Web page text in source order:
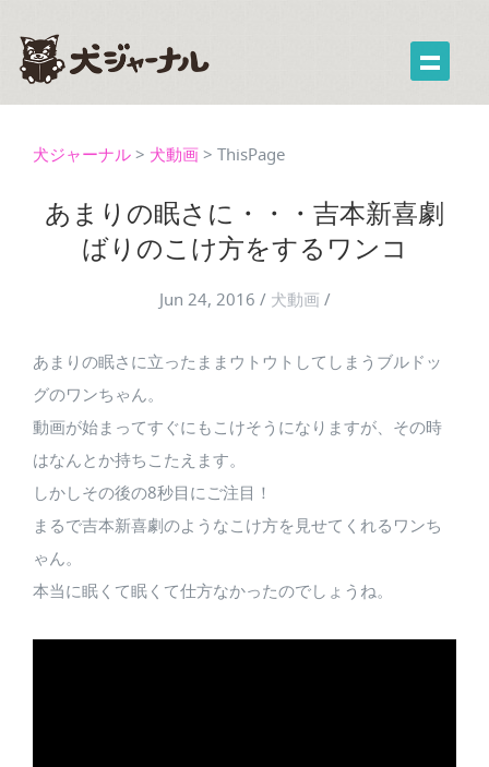
犬ジャーナル > 犬動画 > ThisPage
あまりの眠さに・・・吉本新喜劇
ばりのこけ方をするワンコ
Jun 24, 2016 / 犬動画 /
あまりの眠さに立ったままウトウトしてしまうブルドッ
グのワンちゃん。
動画が始まってすぐにもこけそうになりますが、その時
はなんとか持ちこたえます。
しかしその後の8秒目にご注目！
まるで吉本新喜劇のようなこけ方を見せてくれるワンち
ゃん。
本当に眠くて眠くて仕方なかったのでしょうね。